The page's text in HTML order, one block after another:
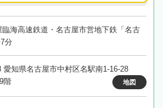
臨海高速鉄道・名古屋市営地下鉄「名古
分
愛知県名古屋市中村区名駅南1-16-28
階
地図